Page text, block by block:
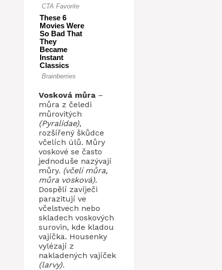
Vosková můra –
můra z čeledi
můrovitých
(Pyralidae),
rozšířený škůdce
včelích úlů. Můry
voskové se často
jednoduše nazývají
můry. (včelí můra,
můra vosková).
Dospělí zavíječi
parazitují ve
včelstvech nebo
skladech voskových
surovin, kde kladou
vajíčka. Housenky
vylézají z
nakladených vajíček
(larvy).